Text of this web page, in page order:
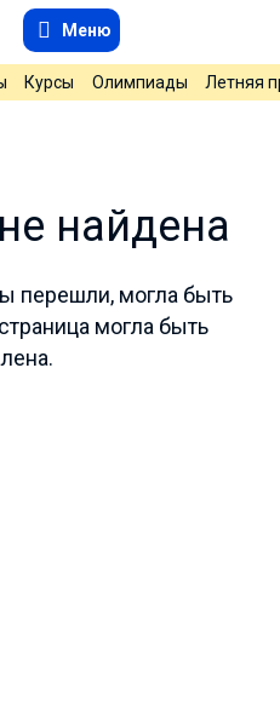
Меню
Курсы Олимпиады Летняя
найдена
перешли, могла быть
могла быть